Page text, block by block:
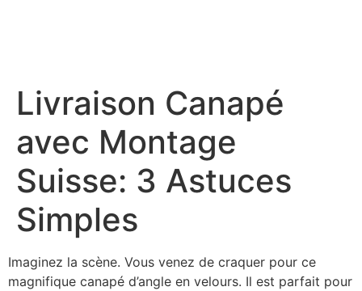
Livraison Canapé
avec Montage
Suisse: 3 Astuces
Simples
Imaginez la scène. Vous venez de craquer pour ce
magnifique canapé d’angle en velours. Il est parfait pour